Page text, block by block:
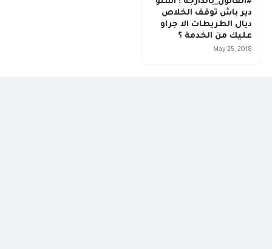
دير باش توقف الخلاص
ديال الطريطات الا جراو
عليك من الخدمة ؟
May 25, 2018